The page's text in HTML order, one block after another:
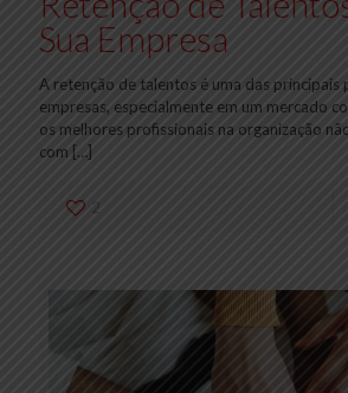
Sua Empresa
A retenção de talentos é uma das principais
empresas, especialmente em um mercado
os melhores profissionais na organização
com […]
2